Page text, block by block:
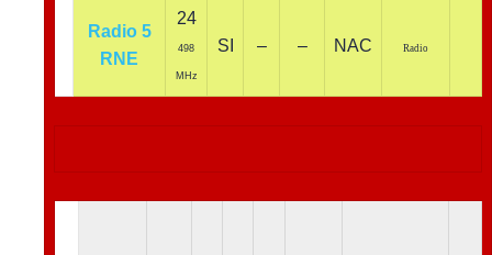
Radio 5
RNE
24
498
MHz
SI – – NAC Radio